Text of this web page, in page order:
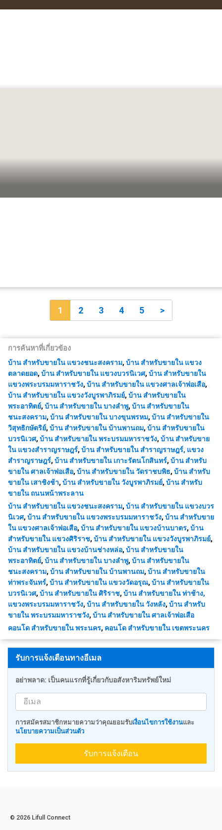
1 2 3 4 5 >
การค้นหาที่เกี่ยวข้อง
บ้าน สำหรับขายใน แขวงชนะสงคราม, บ้าน สำหรับขายใน แขวง
ตลาดยอด, บ้าน สำหรับขายใน แขวงบวรนิเวศ, บ้าน สำหรับขายใน
แขวงพระบรมมหาราชวัง, บ้าน สำหรับขายใน แขวงศาลเจ้าพ่อเสือ,
บ้าน สำหรับขายใน แขวงวังบูรพาภิรมย์, บ้าน สำหรับขายใน
พระอาทิตย์, บ้าน สำหรับขายใน บางลำพู, บ้าน สำหรับขายใน
ชนะสงคราม, บ้าน สำหรับขายใน บางขุนพรหม, บ้าน สำหรับขายใน
วิสุทธิกษัตริย์, บ้าน สำหรับขายใน บ้านพานถม, บ้าน สำหรับขายใน
บวรนิเวศ, บ้าน สำหรับขายใน พระบรมมหาราชวัง, บ้าน สำหรับขาย
ใน แขวงสำราญราษฎร์, บ้าน สำหรับขายใน สำราญราษฎร์, แขวง
สำราญราษฎร์, บ้าน สำหรับขายใน เกาะรัตนโกสินทร์, บ้าน สำหรับ
ขายใน ศาลเจ้าพ่อเสือ, บ้าน สำหรับขายใน วัดราชบพิธ, บ้าน สำหรับ
ขายใน เสาชิงช้า, บ้าน สำหรับขายใน วังบูรพาภิรมย์, บ้าน สำหรับ
ขายใน ถนนหน้าพระลาน
บ้าน สำหรับขายใน แขวงชนะสงคราม, บ้าน สำหรับขายใน แขวงบวร
นิเวศ, บ้าน สำหรับขายใน แขวงพระบรมมหาราชวัง, บ้าน สำหรับขาย
ใน แขวงศาลเจ้าพ่อเสือ, บ้าน สำหรับขายใน แขวงบ้านบาตร, บ้าน
สำหรับขายใน แขวงศิริราช, บ้าน สำหรับขายใน แขวงวังบูรพาภิรมย์,
บ้าน สำหรับขายใน แขวงบ้านช่างหล่อ, บ้าน สำหรับขายใน
พระอาทิตย์, บ้าน สำหรับขายใน บางลำพู, บ้าน สำหรับขายใน
ชนะสงคราม, บ้าน สำหรับขายใน บ้านพานถม, บ้าน สำหรับขายใน
ท่าพระจันทร์, บ้าน สำหรับขายใน แขวงวัดอรุณ, บ้าน สำหรับขายใน
บวรนิเวศ, บ้าน สำหรับขายใน ศิริราช, บ้าน สำหรับขายใน ท่าช้าง,
แขวงพระบรมมหาราชวัง, บ้าน สำหรับขายใน วังหลัง, บ้าน สำหรับ
ขายใน พระบรมมหาราชวัง, บ้าน สำหรับขายใน ศาลเจ้าพ่อเสือ
คอนโด สำหรับขายใน พระนคร, คอนโด สำหรับขายใน เขตพระนคร
รับการแจ้งเตือนทางอีเมล
อย่าพลาด: เป็นคนแรกที่รู้เกี่ยวกับอสังหาริมทรัพย์ใหม่
การสมัครสมาชิกหมายความว่าคุณยอมรับเงื่อนไขการใช้งานและ
นโยบายความเป็นส่วนตัว
รับการแจ้งเตือน
© 2026 Lifull Connect